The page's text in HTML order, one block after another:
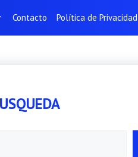
Contacto Política de Privacidad